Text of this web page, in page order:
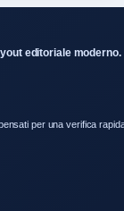
editoriale moderno.
per una verifica